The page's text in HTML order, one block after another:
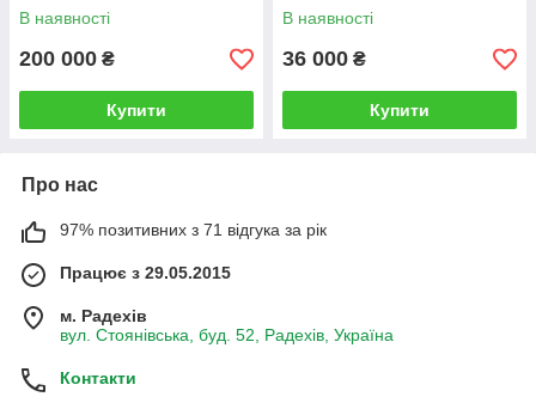
В наявності
200 000 ₴
Купити
В наявності
36 000 ₴
Купити
Про нас
97% позитивних з 71 відгука за рік
Працює з 29.05.2015
м. Радехів
вул. Стоянівська, буд. 52, Радехів, Україна
Контакти